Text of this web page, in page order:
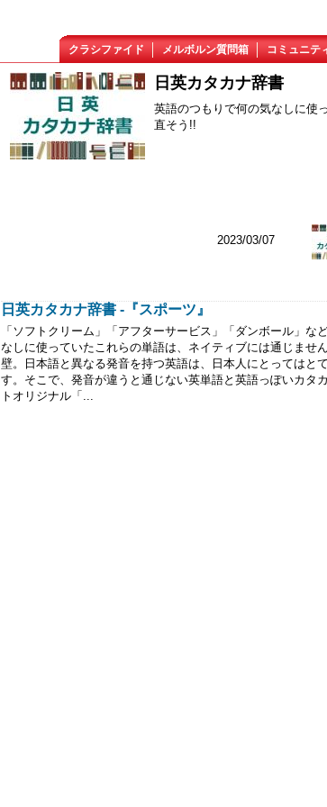
クラシファイド メルボルン質問箱 コミュニテ
日英カタカナ辞書
英語のつもりで何の気なしに使
直そう!!
2023/03/07
日英カタカナ辞書 -『スポーツ』
「ソフトクリーム」「アフターサービス」「ダンボール」な
なしに使っていたこれらの単語は、ネイティブには通じませ
壁。日本語と異なる発音を持つ英語は、日本人にとってはと
す。そこで、発音が違うと通じない英単語と英語っぽいカタ
トオリジナル「...